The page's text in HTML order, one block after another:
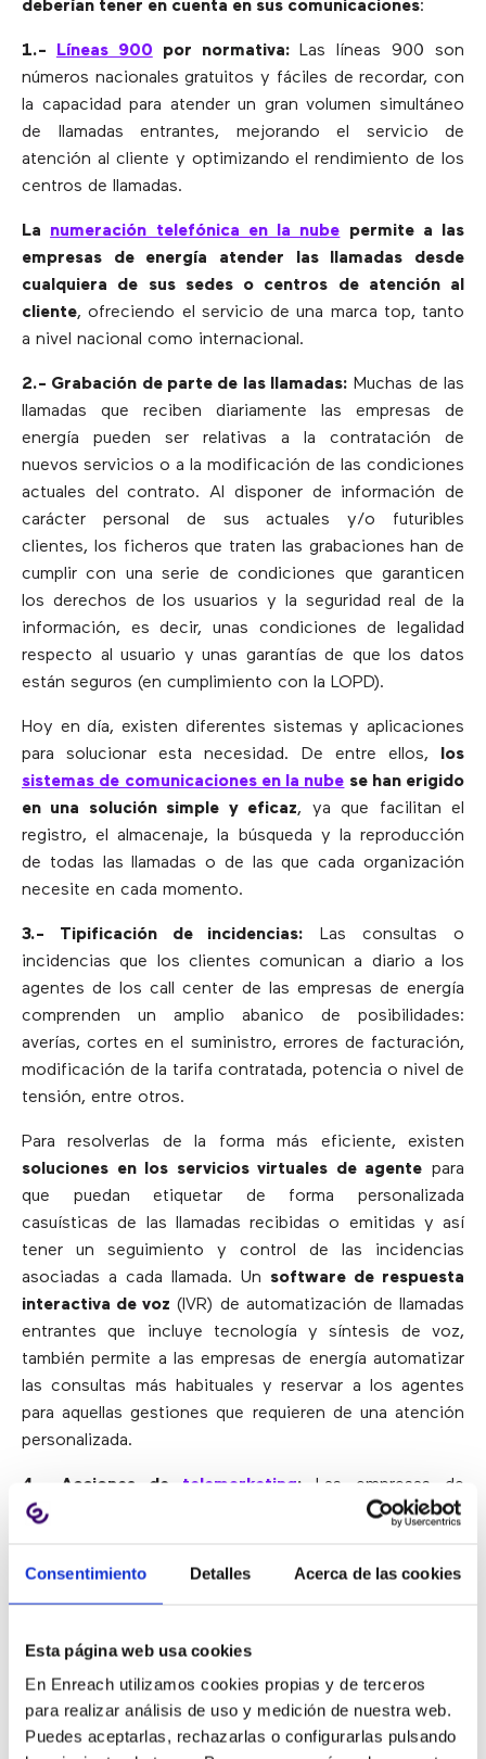
Consentimiento Detalles Acerca de las cookies
Esta página web usa cookies
En Enreach utilizamos cookies propias y de terceros
para realizar análisis de uso y medición de nuestra web.
Puedes aceptarlas, rechazarlas o configurarlas pulsando
deberían tener en cuenta en sus comunicaciones:
1.- Líneas 900 por normativa:
Las líneas 900 son
números nacionales gratuitos y fáciles de recordar, con
la capacidad para atender un gran volumen simultáneo
de llamadas entrantes, mejorando el servicio de
atención al cliente y optimizando el rendimiento de los
centros de llamadas.
La numeración telefónica en la nube permite a las
empresas de energía atender las llamadas desde
cualquiera de sus sedes o centros de atención al
cliente, ofreciendo el servicio de una marca top, tanto
a nivel nacional como internacional.
2.- Grabación de parte de las llamadas: Muchas de las
llamadas que reciben diariamente las empresas de
energía pueden ser relativas a la contratación de
nuevos servicios o a la modificación de las condiciones
actuales del contrato. Al disponer de información de
carácter personal de sus actuales y/o futuribles
clientes, los ficheros que traten las grabaciones han de
cumplir con una serie de condiciones que garanticen
los derechos de los usuarios y la seguridad real de la
información, es decir, unas condiciones de legalidad
respecto al usuario y unas garantías de que los datos
están seguros (en cumplimiento con la LOPD).
Hoy en día, existen diferentes sistemas y aplicaciones
para solucionar esta necesidad. De entre ellos,
los
sistemas de comunicaciones en la nube se han erigido
en una solución simple y eficaz, ya que facilitan el
registro, el almacenaje, la búsqueda y la reproducción
de todas las llamadas o de las que cada organización
necesite en cada momento.
3.- Tipificación de incidencias: Las consultas o
incidencias que los clientes comunican a diario a los
agentes de los call center de las empresas de energía
comprenden un amplio abanico de posibilidades:
averías, cortes en el suministro, errores de facturación,
modificación de la tarifa contratada, potencia o nivel de
tensión, entre otros.
Para resolverlas de la forma más eficiente, existen
soluciones en los servicios virtuales de agente para
que puedan etiquetar de forma personalizada
casuísticas de las llamadas recibidas o emitidas y así
tener un seguimiento y control de las incidencias
asociadas a cada llamada. Un software de respuesta
interactiva de voz (IVR) de automatización de llamadas
entrantes que incluye tecnología y síntesis de voz,
también permite a las empresas de energía automatizar
las consultas más habituales y reservar a los agentes
para aquellas gestiones que requieren de una atención
personalizada.
4.- Acciones de telemarketing: Las empresas de
energía deben disponer de herramientas profesionales
los supervisores, que les permitan realizar y hacer un
productos y servicios.
Asimismo, han de tener un servicio de IVR avanzado
que les permita optimizar procesos complejos como el
lanzamiento deencuestas de satisfacción de sus